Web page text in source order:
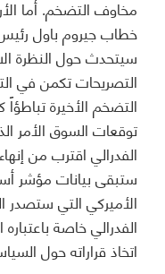
خطاب جيروم باول رئيس
سيتحدث حول النظرة
التصريحات تكمن في
التضخم الأخيرة
توقعات السوق الأمر
ستبقى بيانات مؤشر
الأميركي التي ستصدر
الفدرالي خاصة
اتخاذ قراراته حول